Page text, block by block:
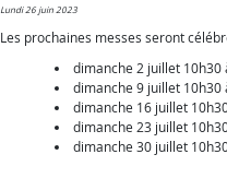
lundi 26 juin 2023
Les prochaines messes seront
dimanche 2 juillet 10h30
dimanche 9 juillet 10h30
dimanche 16 juillet
dimanche 23 juillet 10h30
dimanche 30 juillet